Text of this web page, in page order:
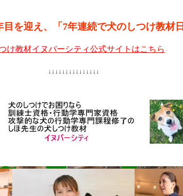
を迎え、「7年連続で犬のしつけ教材
け教材イヌバーシティ公式サイトはこちら
↓↓↓↓↓↓↓↓↓↓↓↓↓↓↓